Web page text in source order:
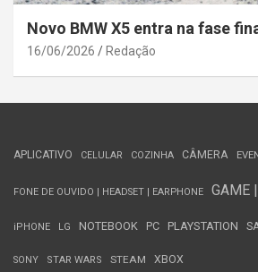
Novo BMW X5 entra na fase
16/06/2026 Redação
APLICATIVO CELULAR COZINHA CÂMERA
FONE DE OUVIDO | HEADSET | EARPHONE GAME
iPHONE LG NOTEBOOK PC PLAYSTATION
SONY STAR WARS STEAM XBOX